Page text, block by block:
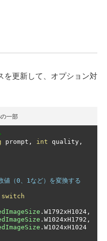
更新して、オプション対
一部
prompt , int quality ,
（0、1など）を変換する
switch
. W1792xH1024 ,
. W1024xH1792 ,
. W1024xH1024